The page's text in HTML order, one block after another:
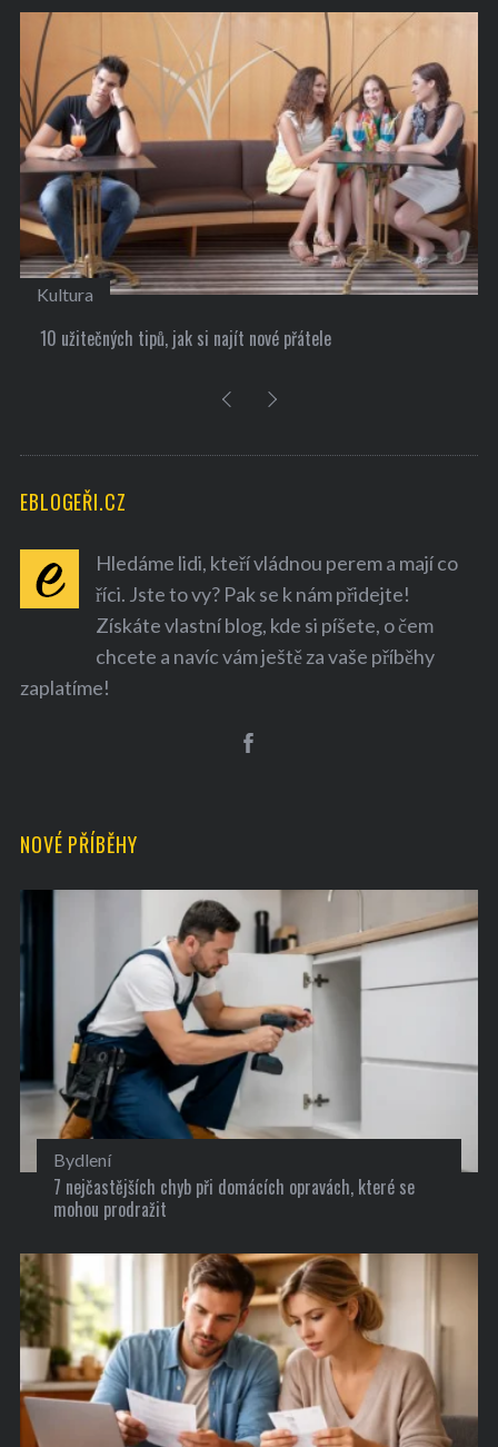
Kultura
10 užitečných tipů, jak si najít nové přátele
EBLOGEŘI.CZ
Hledáme lidi, kteří vládnou perem a mají co
říci. Jste to vy? Pak se k nám přidejte!
Získáte vlastní blog, kde si píšete, o čem
chcete a navíc vám ještě za vaše příběhy
zaplatíme!
NOVÉ PŘÍBĚHY
Bydlení
7 nejčastějších chyb při domácích opravách, které se
mohou prodražit
e
o
: